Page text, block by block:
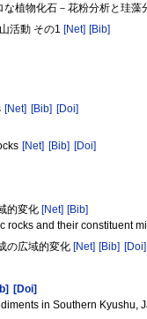
な植物化石－花粉分析と珪藻
活動 その1[Net] [Bib]
[Net] [Bib] [Doi]
[Net] [Bib] [Doi]
的変化 [Net] [Bib]
and their constituent
の広域的変化 [Net] [Bib] [Doi]
[Doi]
in Southern Kyushu,